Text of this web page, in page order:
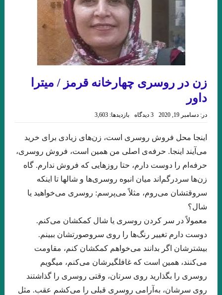
چکاوک حمیدی
.نقدی از نعمت مرادی بر مجموعه داستان ماه نیمروز شهریار مندنی پور
مروری بر کتاب امیرِِِ نوروز نوشته میترا داور . علی رضا ذیحق
مسیح عراق . حسن بلاسم
مروری بر تکنیک داستان نویسی عطار در ” حلاج ” . میترا داور
با بوطیقای نو در ده اثر برجسته ادبیات ایران ، عراق ، ترکیه . جواد
اسحاقیان. انتشارات حس هفتم/ ۱۴۰۲
رده ى حشرات ویلیام گس ترجمه ی علی معصومی
مجموعه شعر زیبایی و دریغ نوشته مجید عطاری . نشر سیب سرخ .
خوانش مدرنیستی رمان “تعبیر یک خواب طولانی” از “لیلا قیاسوَند”
جواد اسحاقیان . قسمت شانزدهم
.مروری بر کتاب الف، نوشته‌ی خورخه لوئیس بورخس سید احسان
صدرائی
نگاهی بر مجموعه داستان « زندگی خاکستری با عطر وانیل» اثر شراره
زن در روسری چهارخانه قرمز / میترا
داور
در: دسامبر 19, 2020 3 دیدگاه بازدیدها: 3,603
اینجا محل فروش روسری است، زن‌های زیادی برای خرید
می‌آیند اینجا. حرفه‌ی اصلی من همین است، فروش روسری،
حرفه‌ام را دوست دارم، حتا روزهایی که فروش ندارم. گاه
زن‌ها سردرگم‌اند میان انبوه روسری‌ها و شالها تا اینکه
سروقتشان می‌روم، مثلاً می‌پرسم: روسری می‌خواهید یا
شال؟
معمولاً در سر کردن روسری یا شال کمکشان می‌کنم.
دوست دارم تغییر رنگ‌ها را روی سروصورتشان ببینم.
بیشترشان اگر بدانند می‌خواهم کمکشان کنم، مقاومت
می‌کنند، همین است که غافلگیرشان می‌کنم، میگویم
روسری را بگذارید روی سرتان، وقتی روسری را گذاشتند
روی سرشان، به‌آرامی روسری قبلی را می‌کشم عقب. مثل